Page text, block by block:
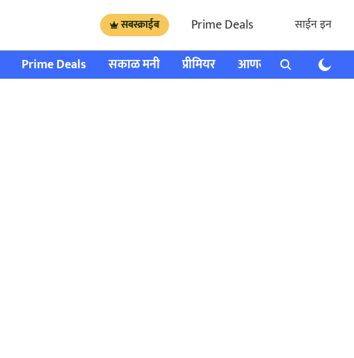
सबस्क्राईब Prime Deals साईन इन
Prime Deals सकाळ मनी प्रीमियर आणखी राशी भविष्य